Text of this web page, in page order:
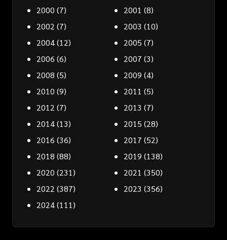
2000 (7) 2001 (8)
2002 (7) 2003 (10)
2004(12) 2005 (7)
2006 (6) 2007 (3)
2008 (5) 2009 (4)
2010 (9) 2011 (5)
2012 (7) 2013 (7)
2014(13) 2015 (28)
2016 (36) 2017 (52)
2018 (88) 2019 (138)
2020 (231) 2021 (350)
2022 (387) 2023 (356)
2024(111)